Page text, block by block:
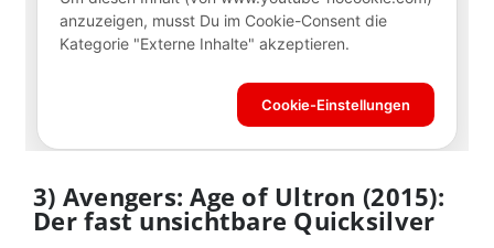
3) Avengers: Age of Ultron (2015):
Der fast unsichtbare Quicksilver